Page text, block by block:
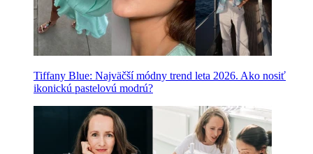
Tiffany Blue: Najväčší módny trend leta 2026. Ako nosiť
ikonickú pastelovú modrú?